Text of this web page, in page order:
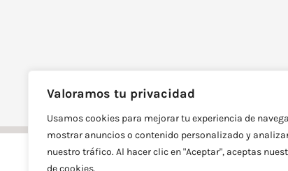
Valoramos tu privacidad
Usamos cookies para mejorar tu experiencia de
mostrar anuncios o contenido personalizado y
nuestro tráfico. Al hacer clic en "Aceptar", aceptas
de cookies.
DISEÑADO Y